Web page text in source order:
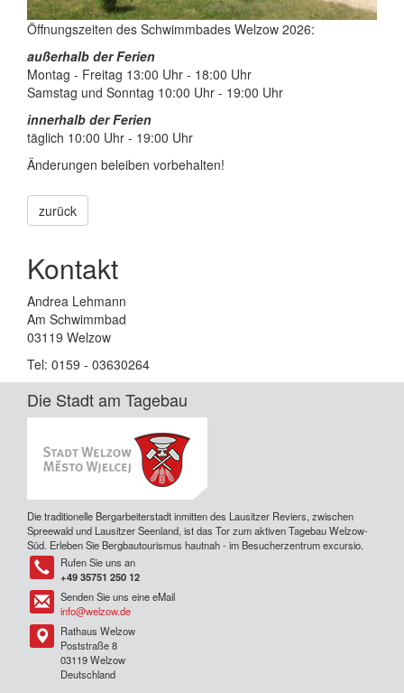
Öffnungszeiten des Schwimmbades Welzow 2026:
außerhalb der Ferien
Montag - Freitag 13:00 Uhr - 18:00 Uhr
Samstag und Sonntag 10:00 Uhr - 19:00 Uhr
innerhalb der Ferien
täglich 10:00 Uhr - 19:00 Uhr
Änderungen beleiben vorbehalten!
zurück
Kontakt
Andrea Lehmann
Am Schwimmbad
03119 Welzow
Tel: 0159 - 03630264
Die Stadt am Tagebau
Die traditionelle Bergarbeiterstadt inmitten des Lausitzer Reviers, zwischen
Spreewald und Lausitzer Seenland, ist das Tor zum aktiven Tagebau Welzow-
Süd. Erleben Sie Bergbautourismus hautnah - im Besucherzentrum excursio.
Tel
Rufen Sie uns an
+49 35751 250 12
TelSenden Sie uns eine eMail
info@welzow.de
Tel
Rathaus Welzow
Poststraße 8
03119 Welzow
Deutschland